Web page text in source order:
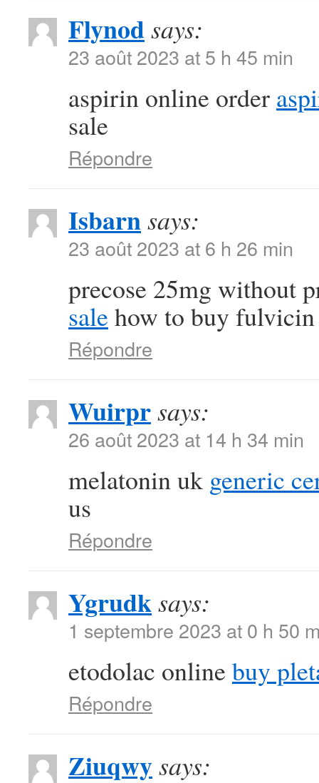
Flynodsays:
23 août 2023 at 5 h 45 min
aspirin online order
sale
Répondre
Isbarnsays:
23 août 2023 at 6 h 26 min
precose 25mg without
sale how to buy fulvicin
Répondre
Wuirprsays:
26 août 2023 at 14 h 34 min
melatonin uk generic
us
Répondre
Ygrudksays:
1 septembre 2023 at 0 h 50
etodolac online buy
Répondre
Ziuqwysays: